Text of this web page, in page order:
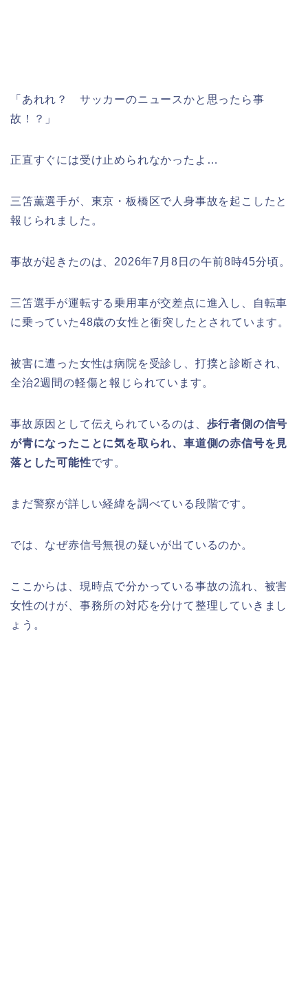
「あれれ？ サッカーのニュースかと思ったら事
故！？」
正直すぐには受け止められなかったよ…
三笘薫選手が、東京・板橋区で人身事故を起こしたと
報じられました。
事故が起きたのは、2026年7月8日の午前8時45分頃。
三笘選手が運転する乗用車が交差点に進入し、自転車
に乗っていた48歳の女性と衝突したとされています。
被害に遭った女性は病院を受診し、打撲と診断され、
全治2週間の軽傷と報じられています。
事故原因として伝えられているのは、 歩行者側の信号
が青になったことに気を取られ、車道側の赤信号を見
落とした可能性です。
まだ警察が詳しい経緯を調べている段階です。
では、なぜ赤信号無視の疑いが出ているのか。
ここからは、現時点で分かっている事故の流れ、被害
女性のけが、事務所の対応を分けて整理していきまし
ょう。